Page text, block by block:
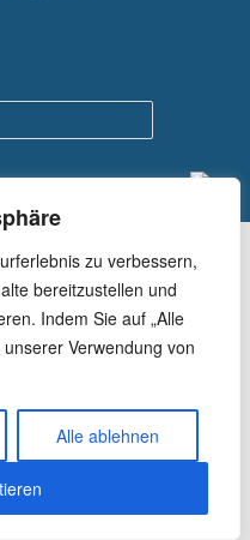
zu verbessern,
bereitzustellen und
Indem Sie auf „Alle
Verwendung von
Alle ablehnen